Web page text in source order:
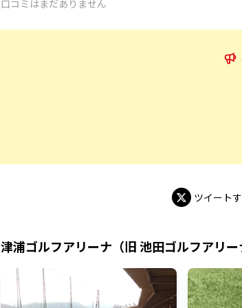
口コミはまだありません
ツイート
津浦ゴルフアリーナ（旧 池田ゴルフアリー